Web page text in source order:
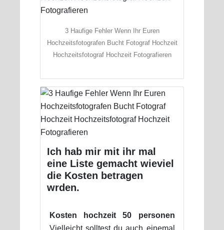
3 Haufige Fehler Wenn Ihr Euren
Hochzeitsfotografen Bucht Fotograf Hochzeit
Hochzeitsfotograf Hochzeit Fotografieren
Ich hab mir mit ihr mal
eine Liste gemacht wieviel
die Kosten betragen
wrden.
Kosten hochzeit 50 personen
Vielleicht solltest du auch einemal